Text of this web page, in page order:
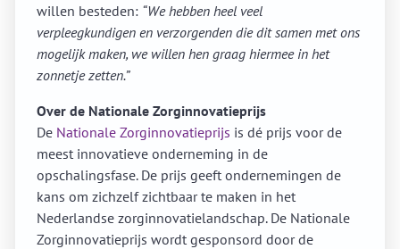
willen besteden: “We hebben heel veel
verpleegkundigen en verzorgenden die dit samen met ons
mogelijk maken, we willen hen graag hiermee in het
zonnetje zetten.”
Over de Nationale Zorginnovatieprijs
De Nationale Zorginnovatieprijs is dé prijs voor de
meest innovatieve onderneming in de
opschalingsfase. De prijs geeft ondernemingen de
kans om zichzelf zichtbaar te maken in het
Nederlandse zorginnovatielandschap. De Nationale
Zorginnovatieprijs wordt gesponsord door de